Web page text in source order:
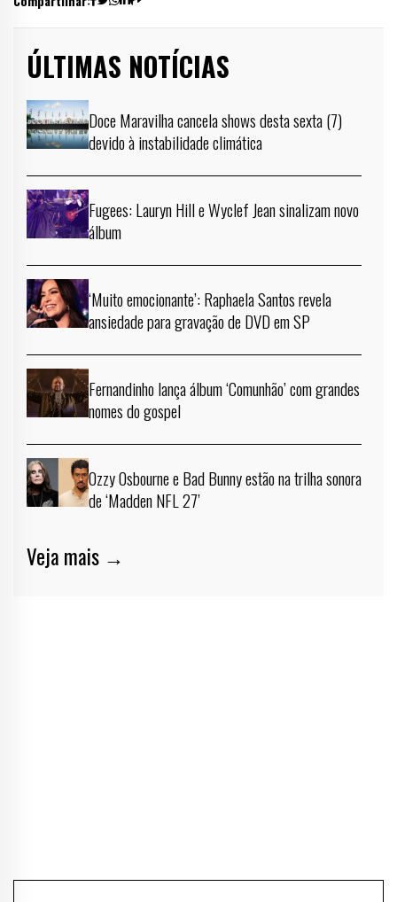
ÚLTIMAS NOTÍCIAS
Doce Maravilha cancela shows desta sexta (7)
devido à instabilidade climática
Fugees: Lauryn Hill e Wyclef Jean sinalizam novo
álbum
‘Muito emocionante’: Raphaela Santos revela
ansiedade para gravação de DVD em SP
Fernandinho lança álbum ‘Comunhão’ com grandes
nomes do gospel
Ozzy Osbourne e Bad Bunny estão na trilha sonora
de ‘Madden NFL 27’
Veja mais →